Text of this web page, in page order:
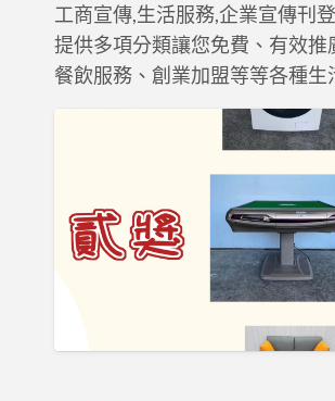
工商宣傳,生活服務,企業宣傳刊
提供多項分類讓您免費、有效
餐飲服務、創業加盟等等各種生
母
親
日